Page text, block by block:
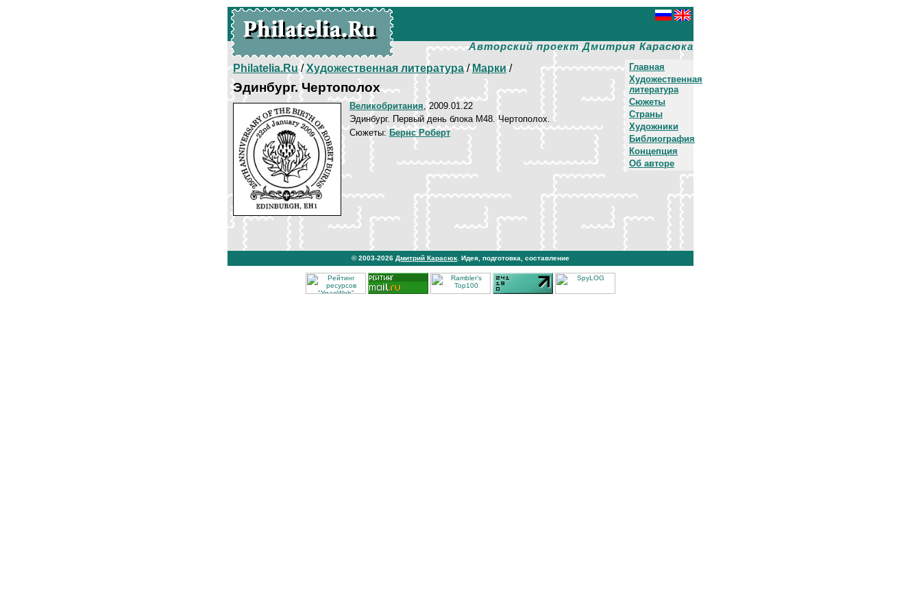
Авторский проект Дмитрия Карасюка
Главная
Художественная
литература
Сюжеты
Страны
Художники
Библиография
Концепция
Об авторе
Philatelia.Ru/Художественная литература/Марки/
Эдинбург. Чертополох
Великобритания, 2009.01.22
Эдинбург. Первый день блока М48. Чертополох.
Сюжеты: Бернс Роберт
© 2003-2026 Дмитрий Карасюк . Идея, подготовка, составление